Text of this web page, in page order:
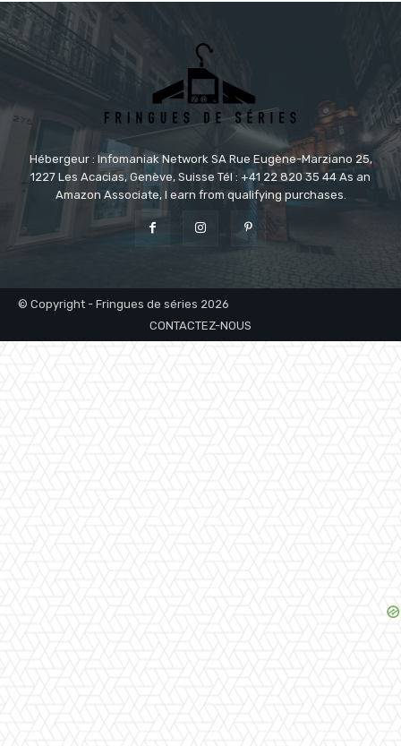
Hébergeur : Infomaniak Network SA Rue Eugène-Marziano 25,
1227 Les Acacias, Genève, Suisse Tél : +41 22 820 35 44 As an
Amazon Associate, I earn from qualifying purchases.
© Copyright - Fringues de séries 2026
CONTACTEZ-NOUS